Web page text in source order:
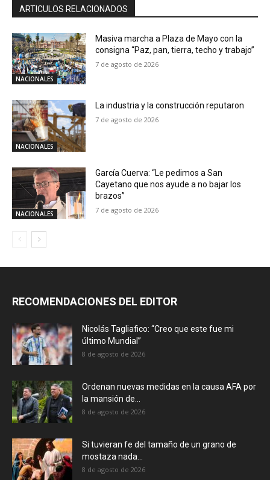
ARTICULOS RELACIONADOS
NACIONALES
Masiva marcha a Plaza de Mayo con la
consigna “Paz, pan, tierra, techo y trabajo”
7 de agosto de 2026
NACIONALES
La industria y la construcción reputaron
7 de agosto de 2026
NACIONALES
García Cuerva: “Le pedimos a San
Cayetano que nos ayude a no bajar los
brazos”
7 de agosto de 2026
RECOMENDACIONES DEL EDITOR
Nicolás Tagliafico: “Creo que este fue mi
último Mundial”
8 de agosto de 2026
Ordenan nuevas medidas en la causa AFA por
la mansión de...
8 de agosto de 2026
Si tuvieran fe del tamaño de un grano de
mostaza nada...
8 de agosto de 2026